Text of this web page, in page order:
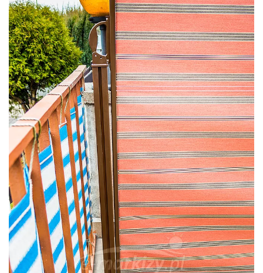
Widok na sposób mocowania rozłożonej markizy
bocznej Bora do słupka